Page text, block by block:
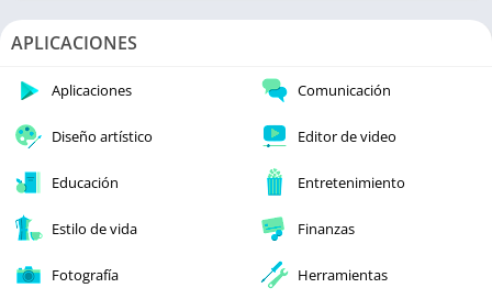
APLICACIONES
Aplicaciones Comunicación
Diseño artístico Editor de video
Educación Entretenimiento
Estilo de vida Finanzas
Fotografía Herramientas